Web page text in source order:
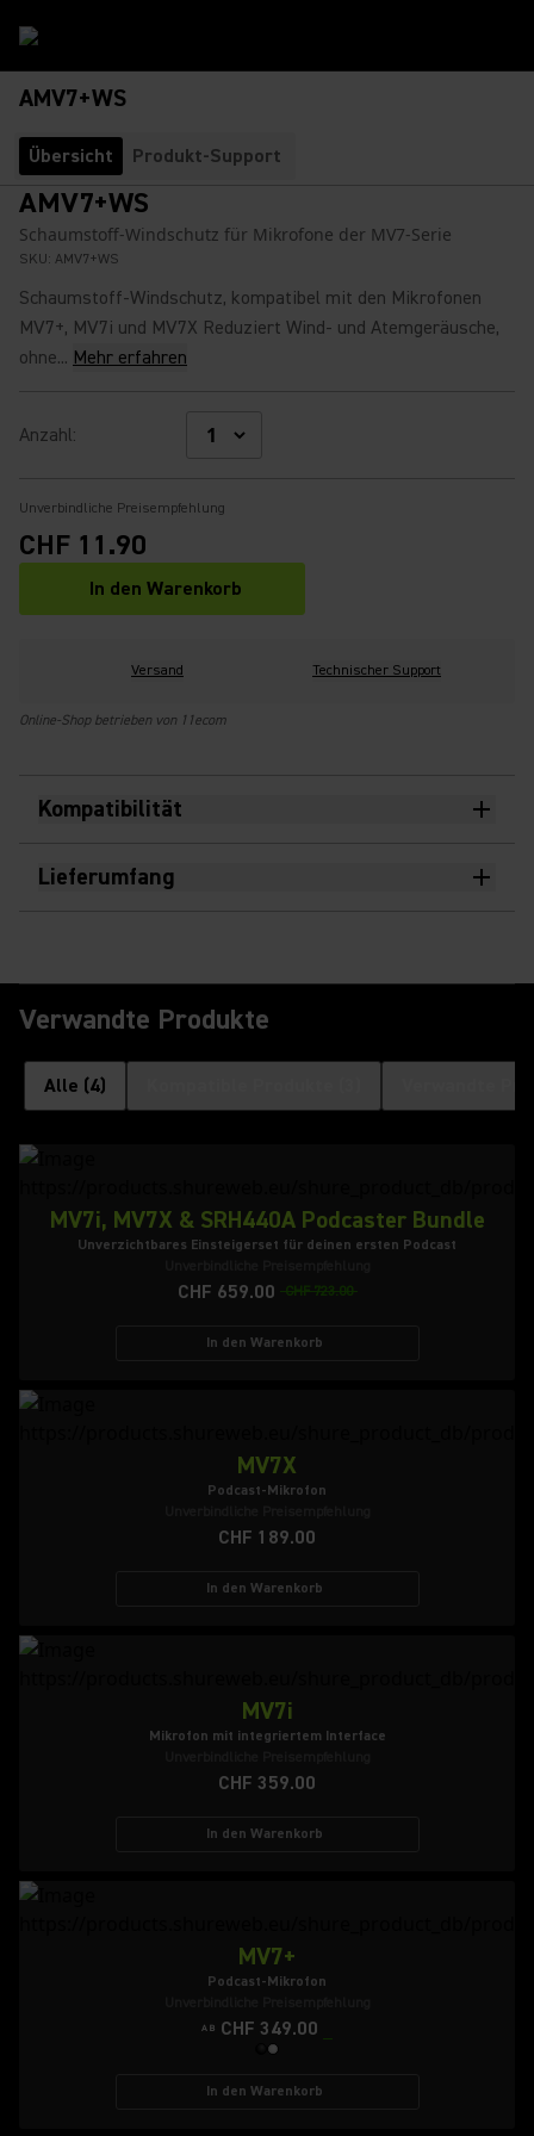
AMV7+WS
Übersicht Produkt-Support
AMV7+WS
Schaumstoff-Windschutz für Mikrofone der MV7-Serie
SKU: AMV7+WS
Schaumstoff-Windschutz, kompatibel mit den Mikrofonen
MV7+, MV7i und MV7X Reduziert Wind- und Atemgeräusche,
ohne... Mehr erfahren
Anzahl:
Unverbindliche Preisempfehlung
CHF 11.90
In den Warenkorb
Versand Technischer Support
Online-Shop betrieben von 11ecom
Kompatibilität
Lieferumfang
Verwandte Produkte
Alle (4)
MV7i, MV7X & SRH440A Podcaster Bundle
Unverzichtbares Einsteigerset für deinen ersten Podcast
CHF 659.00 CHF 723.00
In den Warenkorb
MV7X
Podcast-Mikrofon
CHF 189.00
In den Warenkorb
MV7i
Mikrofon mit integriertem Interface
CHF 359.00
In den Warenkorb
MV7+
Podcast-Mikrofon
AB CHF 349.00
In den Warenkorb